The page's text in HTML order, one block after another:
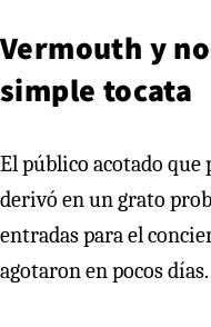
Vermouth y
simple tocata
El público acotado
derivó en un grato
entradas para el
agotaron en pocos días.